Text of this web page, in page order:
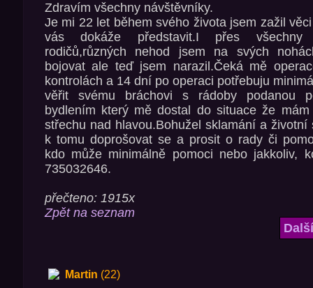
Zdravím všechny návštěvníky.
Je mi 22 let během svého života jsem zažil
vás dokáže představit.I přes všechny
rodičů,různých nehod jsem na svých
bojovat ale teď jsem narazil.Čeká mě
kontrolách a 14 dní po operaci potřebuju
věřit svému bráchovi s rádoby podanou
bydlením který mě dostal do situace že
střechu nad hlavou.Bohužel sklamání a životní
k tomu doprošovat se a prosit o rady či
kdo může minimálně pomoci nebo jakkoliv,
735032646.
přečteno: 1915x
Zpět na seznam
Martin (22)